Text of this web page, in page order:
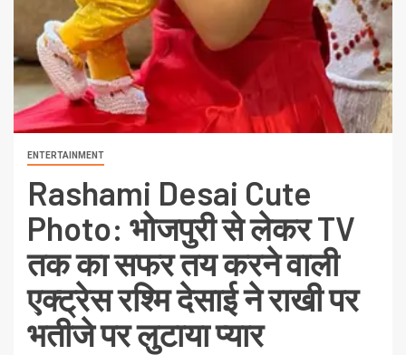
ENTERTAINMENT
Rashami Desai Cute
Photo: भोजपुरी से लेकर TV
तक का सफर तय करने वाली
एक्ट्रेस रश्मि देसाई ने राखी पर
भतीजे पर लुटाया प्यार